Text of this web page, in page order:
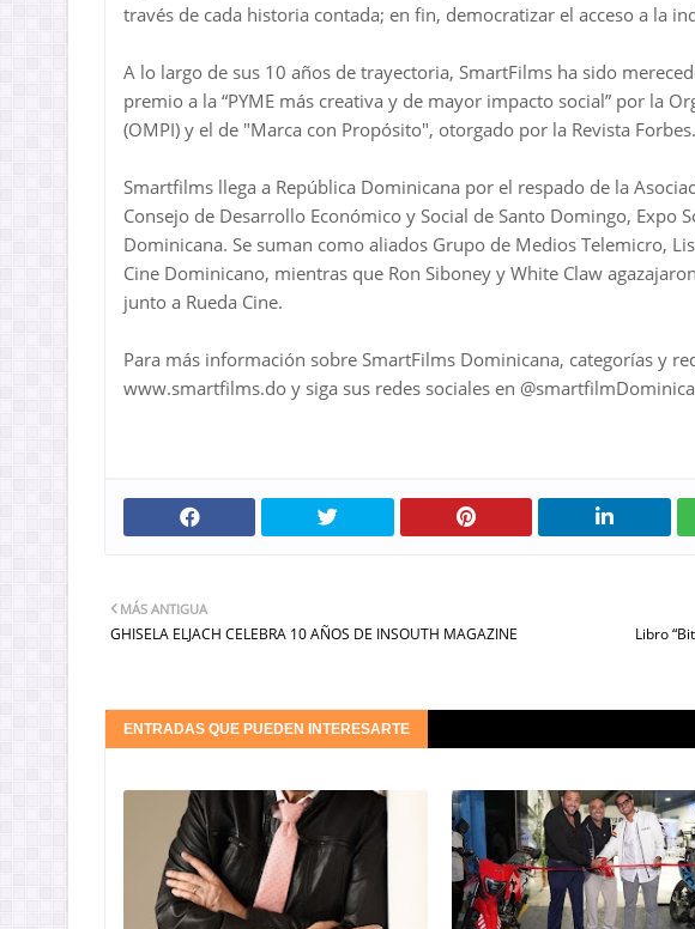
través de cada historia contada; en fin, democratizar el acceso a la
A lo largo de sus 10 años de trayectoria, SmartFilms ha sido
premio a la “PYME más creativa y de mayor impacto social” por la
(OMPI) y el de "Marca con Propósito", otorgado por la Revista Forbes.
Smartfilms llega a República Dominicana por el respado de la
Consejo de Desarrollo Económico y Social de Santo Domingo, Expo
Dominicana. Se suman como aliados Grupo de Medios Telemicro,
Cine Dominicano, mientras que Ron Siboney y White Claw
junto a Rueda Cine.
Para más información sobre SmartFilms Dominicana, categorías y
www.smartfilms.do y siga sus redes sociales en
Libro
MÁS ANTIGUA
GHISELA ELJACH CELEBRA 10 AÑOS DE INSOUTH MAGAZINE
ENTRADAS QUE PUEDEN INTERESARTE